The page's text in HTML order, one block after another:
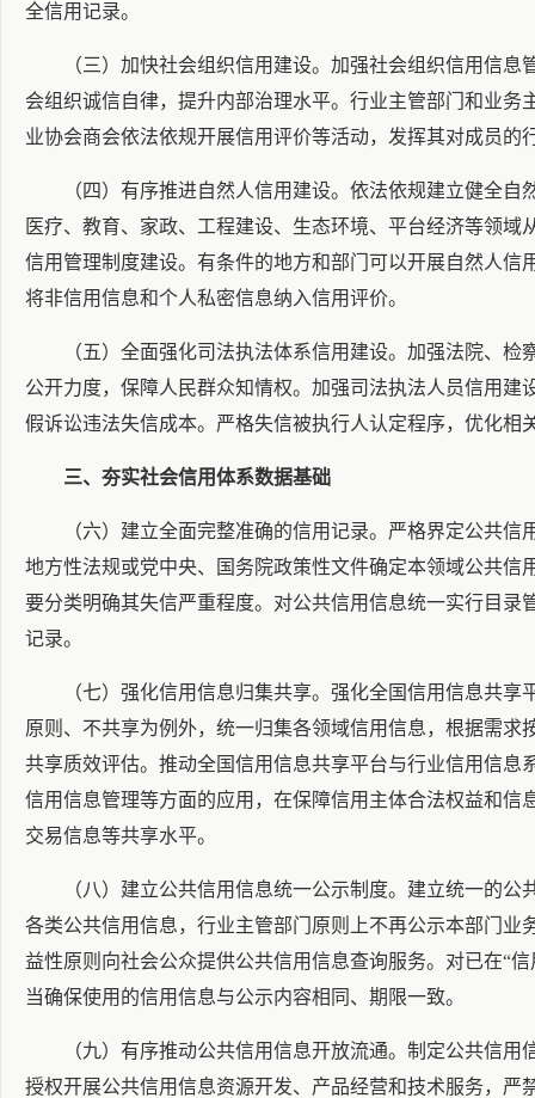
全信用记录。
（三）加快社会组织信用建设。加强社会组织信用信
会组织诚信自律，提升内部治理水平。行业主管部门和业
业协会商会依法依规开展信用评价等活动，发挥其对成员的
（四）有序推进自然人信用建设。依法依规建立健全
医疗、教育、家政、工程建设、生态环境、平台经济等领
信用管理制度建设。有条件的地方和部门可以开展自然人
将非信用信息和个人私密信息纳入信用评价。
（五）全面强化司法执法体系信用建设。加强法院、
公开力度，保障人民群众知情权。加强司法执法人员信用
假诉讼违法失信成本。严格失信被执行人认定程序，优化相
三、夯实社会信用体系数据基础
（六）建立全面完整准确的信用记录。严格界定公共
地方性法规或党中央、国务院政策性文件确定本领域公共
要分类明确其失信严重程度。对公共信用信息统一实行目
记录。
（七）强化信用信息归集共享。强化全国信用信息共
原则、不共享为例外，统一归集各领域信用信息，根据需
共享质效评估。推动全国信用信息共享平台与行业信用信
信用信息管理等方面的应用，在保障信用主体合法权益和
交易信息等共享水平。
（八）建立公共信用信息统一公示制度。建立统一的
各类公共信用信息，行业主管部门原则上不再公示本部门业
益性原则向社会公众提供公共信用信息查询服务。对已在“
当确保使用的信用信息与公示内容相同、期限一致。
（九）有序推动公共信用信息开放流通。制定公共信
授权开展公共信用信息资源开发、产品经营和技术服务，